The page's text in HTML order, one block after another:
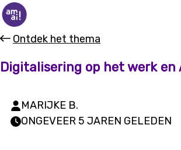
Ontdek het thema
Digitalisering op het werk en
MARIJKE B.
ONGEVEER 5 JAREN GELEDEN